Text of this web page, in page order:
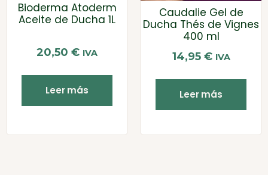
Bioderma Atoderm
Aceite de Ducha 1L
20,50 € IVA
Leer más
Caudalie Gel de
Ducha Thés de Vignes
400 ml
14,95 € IVA
Leer más